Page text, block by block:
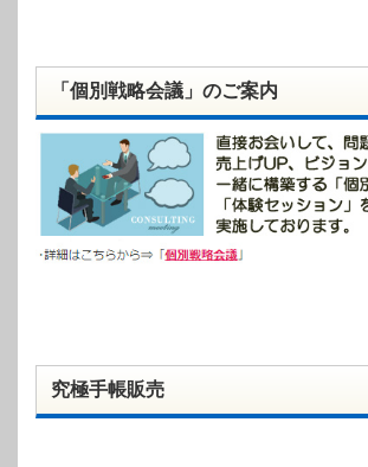
「個別戦略会議」のご案内
究極手帳販売